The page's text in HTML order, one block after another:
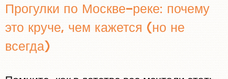
INVESTORS
CONTACT US
Прогулки по Москве-реке: почему
это круче, чем кажется (но не
всегда)